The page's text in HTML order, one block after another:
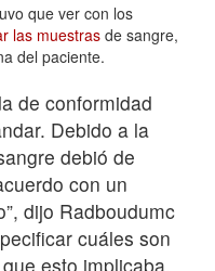
que ver con los
las muestras de sangre,
del paciente.
de conformidad
Debido a la
debió de
con un
dijo Radboudumc
cuáles son
esto implicaba.